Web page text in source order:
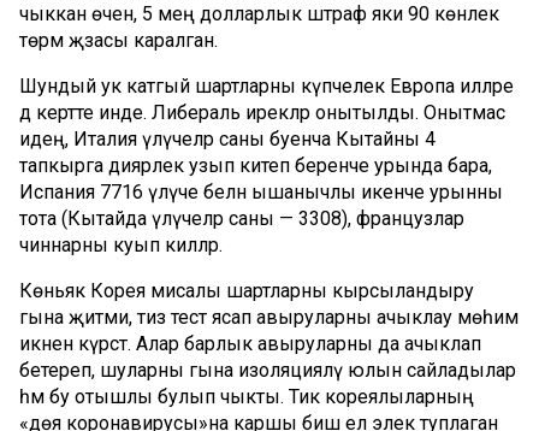
чыккан өчен, 5 мең долларлык штраф яки 90 көнлек
төрмә җәзасы каралган.
Шундый ук катгый шартларны күпчелек Европа илләре
дә кертте инде. Либераль ирекләр онытылды. Онытмас
идең, Италия үлүчеләр саны буенча Кытайны 4
тапкырга диярлек узып китеп беренче урында бара,
Испания 7716 үлүче белән ышанычлы икенче урынны
тота (Кытайда үлүчеләр саны — 3308), французлар
чиннарны куып киләләр.
Көньяк Корея мисалы шартларны кырсыландыру
гына җитми, тиз тест ясап авыруларны ачыклау мөһим
икәнен күрсәтә. Алар барлык авыруларны да ачыклап
бетереп, шуларны гына изоляцияләү юлын сайладылар
һәм бу отышлы булып чыкты. Тик кореялыларның
«дөя коронавирусы»на каршы биш ел элек туплаган